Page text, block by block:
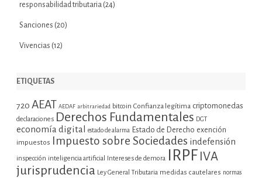
responsabilidad tributaria (24)
Sanciones (20)
Vivencias (12)
ETIQUETAS
720 AEAT AEDAF arbitrariedad bitcoin Confianza legítima criptomonedas
declaraciones Derechos Fundamentales DGT
economía digital estado de alarma Estado de Derecho exención
impuestos Impuesto sobre Sociedades indefensión
inspección inteligencia artificial Intereses de demora IRPF IVA
jurisprudencia Ley General Tributaria medidas cautelares normas